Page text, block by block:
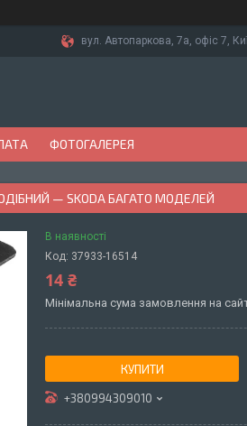
вул. Автопаркова, 7а, офіс 7,
ФОТОГАЛЕРЕЯ
— SKODA БАГАТО МОДЕЛЕЙ
В наявності
Код: 37933-16514
14 ₴
Мінімальна сума замовлення на
КУПИТИ
+380994309010